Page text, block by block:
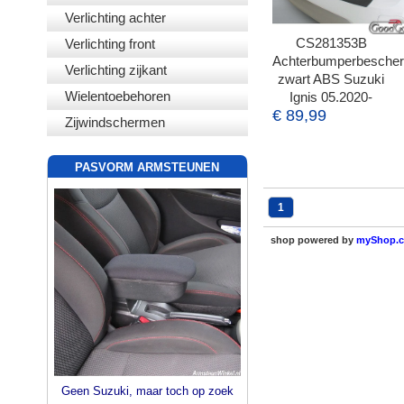
Verlichting achter
Verlichting front
Verlichting zijkant
Wielentoebehoren
Zijwindschermen
PASVORM ARMSTEUNEN
Geen Suzuki, maar toch op zoek
CS281353B
zwart ABS Suzuki
Ignis 05.2020-
€ 89,99
1
shop powered by